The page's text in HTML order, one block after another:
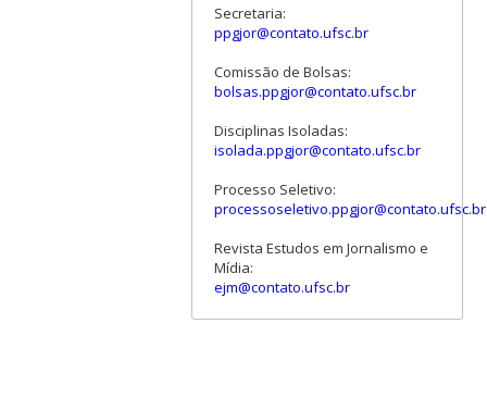
Secretaria:
ppgjor@contato.ufsc.br
Comissão de Bolsas:
bolsas.ppgjor@contato.ufsc.br
Disciplinas Isoladas:
isolada.ppgjor@contato.ufsc.br
Processo Seletivo:
processoseletivo.ppgjor@contato.ufsc.br
Revista Estudos em Jornalismo e
Mídia:
ejm@contato.ufsc.br